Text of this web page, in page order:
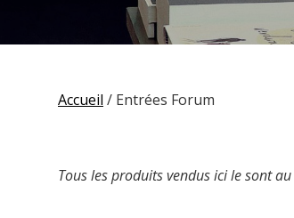
Accueil / Entrées Forum
Tous les produits vendus ici le sont